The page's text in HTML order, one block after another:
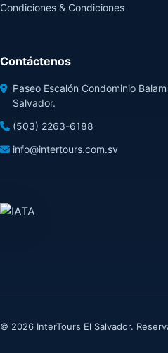
Condiciones & Condiciones
Contáctenos
Paseo Escalón Condominio
Salvador.
(503) 2263-6188
info@intertours.com.sv
© 2026 InterTours El Salvador.